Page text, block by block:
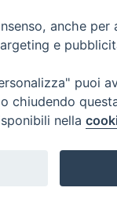
anche
e
puoi
chiudendo
nella